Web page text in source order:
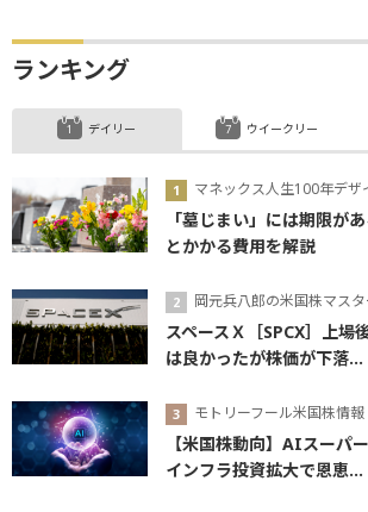
ランキング
デイリー
マネックス人生100年デザ
「墓じまい」には期限が
とかかる費用を解説
岡元兵八郎の米国株マス
スペースＸ［SPCX］上場
は良かったが株価が下落...
モトリーフール米国株情報
【米国株動向】AIスーパ
インフラ投資拡大で恩恵...
ウイークリー